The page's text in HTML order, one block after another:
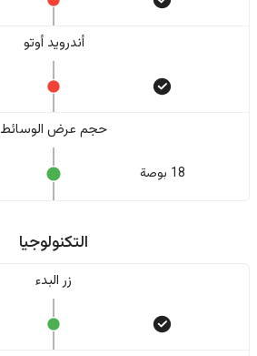
أندرويد أوتو
حجم عرض الوسائط
18 بوصة
التكنولوجيا
زر البدء